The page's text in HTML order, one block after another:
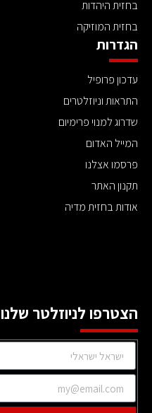
בחזית היהדות
בחזית המוזיקה
הגדרות
עדכון פרופיל
התראות וניוזלטרים
שדרוג למנוי פרימיום
המייל האדום
פרסמו אצלנו
תקנון האתר
אודות בחזית מדיה
הצטרפו לניוזלטר שלנו